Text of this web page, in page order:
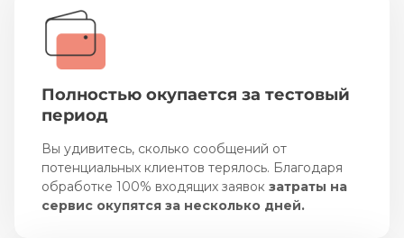
Полностью окупается за тестовый
период
Вы удивитесь, сколько сообщений от
потенциальных клиентов терялось. Благодаря
обработке 100% входящих заявок затраты на
сервис окупятся за несколько дней.